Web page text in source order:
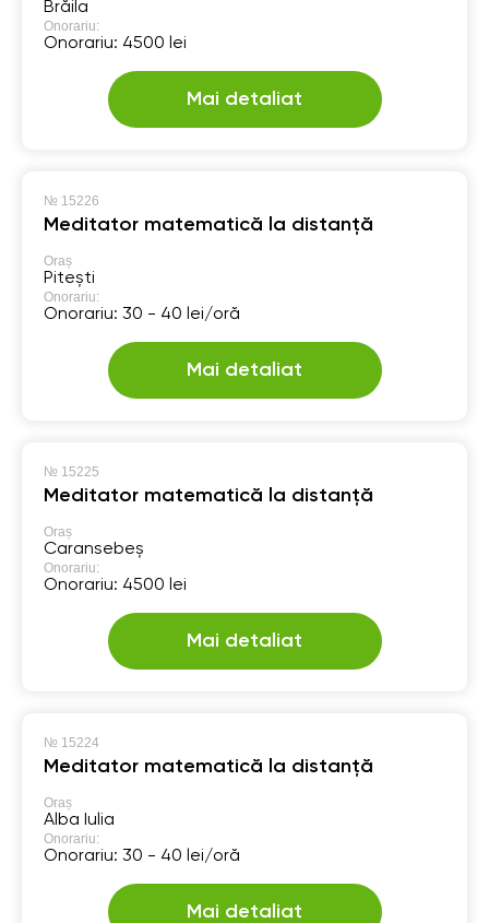
Brăila
Onorariu:
Onorariu: 4500 lei
Mai detaliat
№ 15226
Meditator matematică la distanță
Oraș
Pitești
Onorariu:
Onorariu: 30 - 40 lei/oră
Mai detaliat
№ 15225
Meditator matematică la distanță
Oraș
Caransebeș
Onorariu:
Onorariu: 4500 lei
Mai detaliat
№ 15224
Meditator matematică la distanță
Oraș
Alba Iulia
Onorariu:
Onorariu: 30 - 40 lei/oră
Mai detaliat